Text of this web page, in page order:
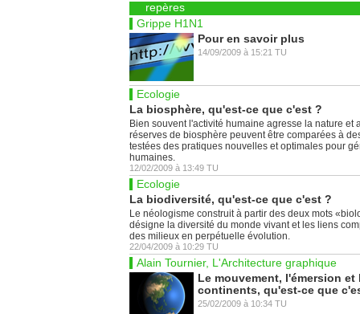
repères
Grippe H1N1
Pour en savoir plus
14/09/2009 à 15:21 TU
Ecologie
La biosphère, qu'est-ce que c'est ?
Bien souvent l'activité humaine agresse la nature et
réserves de biosphère peuvent être comparées à
testées des pratiques nouvelles et optimales pour
humaines.
12/02/2009 à 13:49 TU
Ecologie
La biodiversité, qu'est-ce que c'est ?
Le néologisme construit à partir des deux mots
désigne la diversité du monde vivant et les liens
des milieux en perpétuelle évolution.
22/04/2009 à 10:29 TU
Alain Tournier, L'Architecture graphique
Le mouvement, l'émersion
continents, qu'est-ce que
25/02/2009 à 10:34 TU